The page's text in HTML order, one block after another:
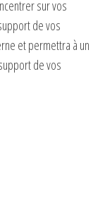
sur vos
de vos
et permettra à un
de vos